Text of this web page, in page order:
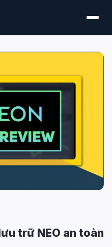
trữ NEO an toàn